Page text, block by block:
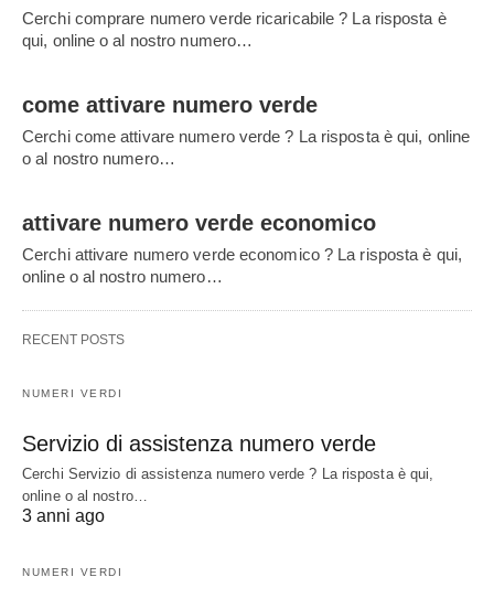
Cerchi comprare numero verde ricaricabile ? La risposta è
qui, online o al nostro numero…
come attivare numero verde
Cerchi come attivare numero verde ? La risposta è qui, online
o al nostro numero…
attivare numero verde economico
Cerchi attivare numero verde economico ? La risposta è qui,
online o al nostro numero…
RECENT POSTS
NUMERI VERDI
Servizio di assistenza numero verde
Cerchi Servizio di assistenza numero verde ? La risposta è qui,
online o al nostro…
3 anni ago
NUMERI VERDI